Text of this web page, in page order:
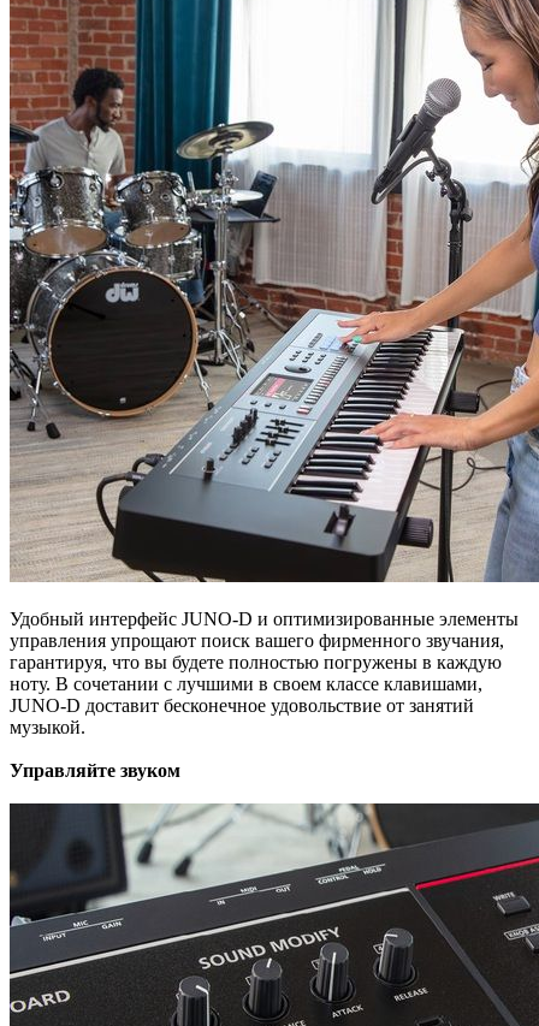
Удобный интерфейс JUNO-D и оптимизированные элементы
управления упрощают поиск вашего фирменного звучания,
гарантируя, что вы будете полностью погружены в каждую
ноту. В сочетании с лучшими в своем классе клавишами,
JUNO-D доставит бесконечное удовольствие от занятий
музыкой.
Управляйте звуком